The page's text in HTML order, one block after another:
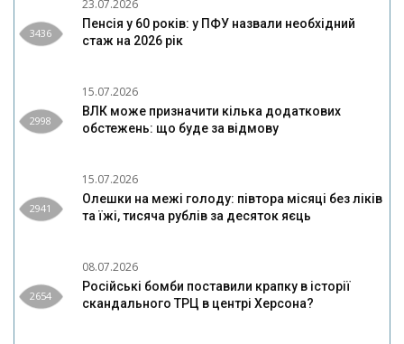
3436
23.07.2026
Пенсія у 60 років: у ПФУ назвали необхідний
стаж на 2026 рік
2998
15.07.2026
ВЛК може призначити кілька додаткових
обстежень: що буде за відмову
2941
15.07.2026
Олешки на межі голоду: півтора місяці без ліків
та їжі, тисяча рублів за десяток яєць
2654
08.07.2026
Російські бомби поставили крапку в історії
скандального ТРЦ в центрі Херсона?